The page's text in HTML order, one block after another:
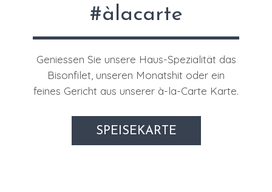
#àlacarte
Geniessen Sie unsere Haus-Spezialität das
Bisonfilet, unseren Monatshit oder ein
feines Gericht aus unserer à-la-Carte Karte.
SPEISEKARTE